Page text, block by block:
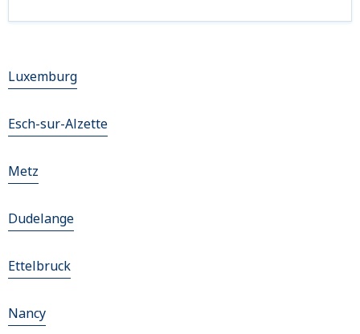
Luxemburg
Esch-sur-Alzette
Metz
Dudelange
Ettelbruck
Nancy